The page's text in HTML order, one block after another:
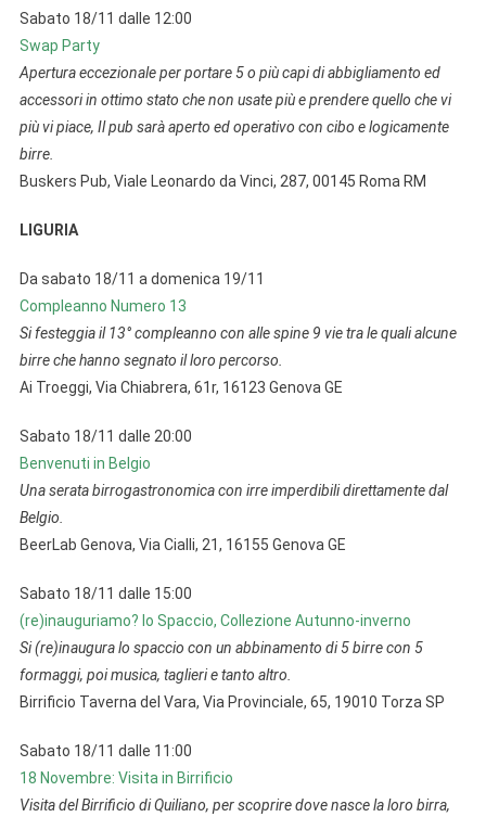
Sabato 18/11 dalle 12:00
Swap Party
Apertura eccezionale per portare 5 o più capi di abbigliamento ed
accessori in ottimo stato che non usate più e prendere quello che vi
più vi piace, Il pub sarà aperto ed operativo con cibo e logicamente
birre.
Buskers Pub, Viale Leonardo da Vinci, 287, 00145 Roma RM
LIGURIA
Da sabato 18/11 a domenica 19/11
Compleanno Numero 13
Si festeggia il 13° compleanno con alle spine 9 vie tra le quali alcune
birre che hanno segnato il loro percorso.
Ai Troeggi, Via Chiabrera, 61r, 16123 Genova GE
Sabato 18/11 dalle 20:00
Benvenuti in Belgio
Una serata birrogastronomica con irre imperdibili direttamente dal
Belgio.
BeerLab Genova, Via Cialli, 21, 16155 Genova GE
Sabato 18/11 dalle 15:00
(re)inauguriamo? lo Spaccio, Collezione Autunno-inverno
Si (re)inaugura lo spaccio con un abbinamento di 5 birre con 5
formaggi, poi musica, taglieri e tanto altro.
Birrificio Taverna del Vara, Via Provinciale, 65, 19010 Torza SP
Sabato 18/11 dalle 11:00
18 Novembre: Visita in Birrificio
Visita del Birrificio di Quiliano, per scoprire dove nasce la loro birra,